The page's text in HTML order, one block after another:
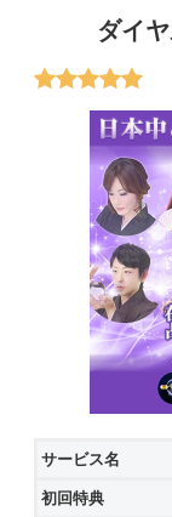
ダイ
サービス名
初回特典